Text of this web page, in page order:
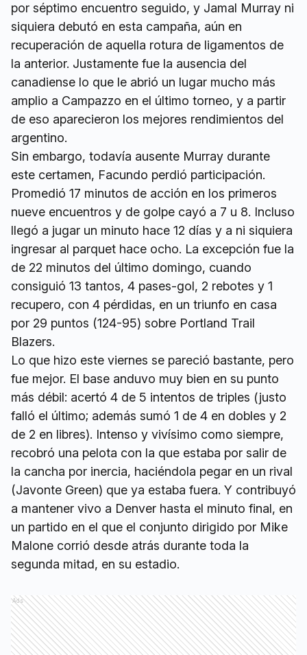
por séptimo encuentro seguido, y Jamal Murray ni
siquiera debutó en esta campaña, aún en
recuperación de aquella rotura de ligamentos de
la anterior. Justamente fue la ausencia del
canadiense lo que le abrió un lugar mucho más
amplio a Campazzo en el último torneo, y a partir
de eso aparecieron los mejores rendimientos del
argentino.
Sin embargo, todavía ausente Murray durante
este certamen, Facundo perdió participación.
Promedió 17 minutos de acción en los primeros
nueve encuentros y de golpe cayó a 7 u 8. Incluso
llegó a jugar un minuto hace 12 días y a ni siquiera
ingresar al parquet hace ocho. La excepción fue la
de 22 minutos del último domingo, cuando
consiguió 13 tantos, 4 pases-gol, 2 rebotes y 1
recupero, con 4 pérdidas, en un triunfo en casa
por 29 puntos (124-95) sobre Portland Trail
Blazers.
Lo que hizo este viernes se pareció bastante, pero
fue mejor. El base anduvo muy bien en su punto
más débil: acertó 4 de 5 intentos de triples (justo
falló el último; además sumó 1 de 4 en dobles y 2
de 2 en libres). Intenso y vivísimo como siempre,
recobró una pelota con la que estaba por salir de
la cancha por inercia, haciéndola pegar en un rival
(Javonte Green) que ya estaba fuera. Y contribuyó
a mantener vivo a Denver hasta el minuto final, en
un partido en el que el conjunto dirigido por Mike
Malone corrió desde atrás durante toda la
segunda mitad, en su estadio.
Ads